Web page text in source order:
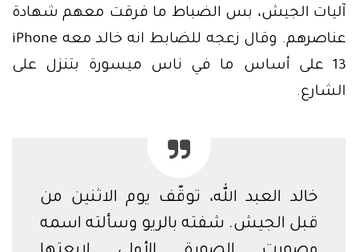
آليات الجيش، بس الضباط ما فرقت معهم شهادة
عناصرهم. وقال زعجه للضابط انه خالد معه iPhone
13 على أساس ما في ناس ميسورة بتنزل على
الشارع.
خالد العبد الله، توقّف يوم الاثنين من
قبل الجيش. شفته بالريو وسألته اسمه